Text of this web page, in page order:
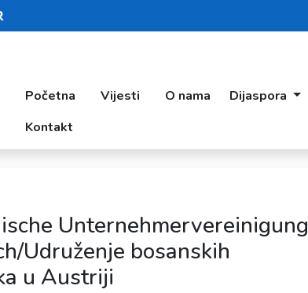
Početna Vijesti O nama Dijaspora
Kontakt
Unternehmervereinigung
Udruženje bosanskih
u Austriji